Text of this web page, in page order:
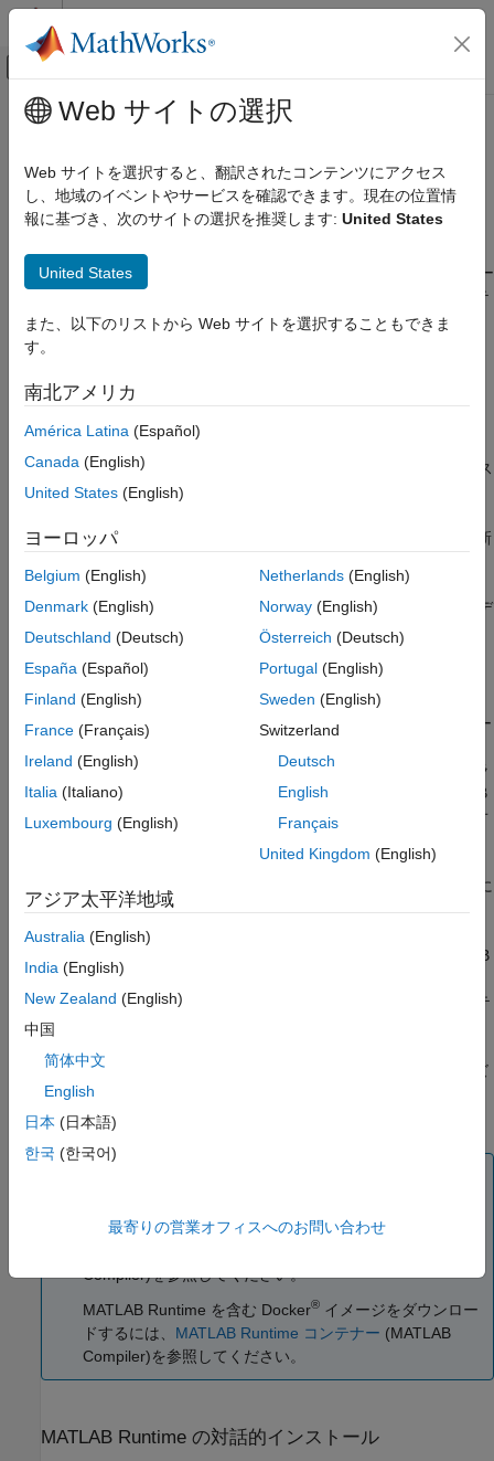
コンテンツへスキップ
オフキャンバス ナビゲーション メ
ドキュメンテーションのホーム
MATLAB Production Server
インストール
項目一覧
ロード
既定のインストール フォルダー
MATLAB Runtime の非対話的インストール
管理者権限なしでの MATLAB Runtime のイ
1 台のマシンへの複数の MATLAB Runtime
バージョンのインストール
同一マシンでの MATLAB と MATLAB
参考
メインコンテンツ
MATLAB Runtimeのダウンロード
とインストール
サポートされるプラットフォーム:Windows®、Linux®、macOS
MATLAB Runtime
には、コンパイル済みの MATLAB アプリケー
ションを MATLAB のライセンス コピーなしにターゲット システ
ム上で実行するために必要なライブラリが含まれています。
(MATLAB Compiler)
MATLABRuntimeインストーラーのダウンロード
次のいずれかのオプションを使用して、
インス
トーラーをダウンロードします。
選択したリリースの
インストーラー (最新
(https://www.mathworks.com/products/compiler/matlab-
runtime.html
) からダウンロードする。このオプションは、デ
プロイ アプリケーションを実行するエンド ユーザーに最適
MATLAB 関数 compiler.runtime.download(MATLAB
Compiler) を使用して、コマンドを実行する MATLAB とバー
Runtimeインストーラーをダウンロードする。インストーラ
ーが既にマシンにダウンロードされている場合は、
MATLAB
Runtimeインストーラーへのパスが返されます。マシンがオ
URL が返されます。このオプションは、MATLAB Runtime
を含むアプリケーション インストーラーを作成する開発者に
最適です。
(MATLAB
Compiler)
またはMATLAB Compiler SDK™
で作成された指定のアーテ
ストーラーを作成する。このオプションは、最小限のサイズ
のフットプリントで特定のアプリケーションのみを実行でき
るインストーラーが必要な開発者に最適です。
トールする場合は、アプリケーションと MATLAB
Compiler)を参照してください。
MATLAB Runtime を含む Docker® イメージをダウンロー
ドするには、 MATLAB Runtime コンテナー (MATLAB
Compiler)を参照してください。
MATLAB Runtime の対話的インストール
Web サイトの選択
Web サイトを選択すると、翻訳されたコンテンツにアクセス
し、地域のイベントやサービスを確認できます。現在の位置情
報に基づき、次のサイトの選択を推奨します: United States
United States
また、以下のリストから Web サイトを選択することもできま
す。
南北アメリカ
América Latina (Español)
Canada (English)
United States (English)
ヨーロッパ
Belgium (English)
Denmark (English)
Deutschland (Deutsch)
España (Español)
Finland (English)
France (Français)
Ireland (English)
Italia (Italiano)
Luxembourg (English)
Netherlands(English)
Norway(English)
Österreich (Deutsch)
Portugal(English)
Sweden (English)
Switzerland
Deutsch
English
Français
United Kingdom (English)
アジア太平洋地域
Australia (English)
India (English)
New Zealand (English)
中国
简体中文
English
日本 (日本語)
한국 (한국어)
最寄りの営業オフィスへのお問い合わせ